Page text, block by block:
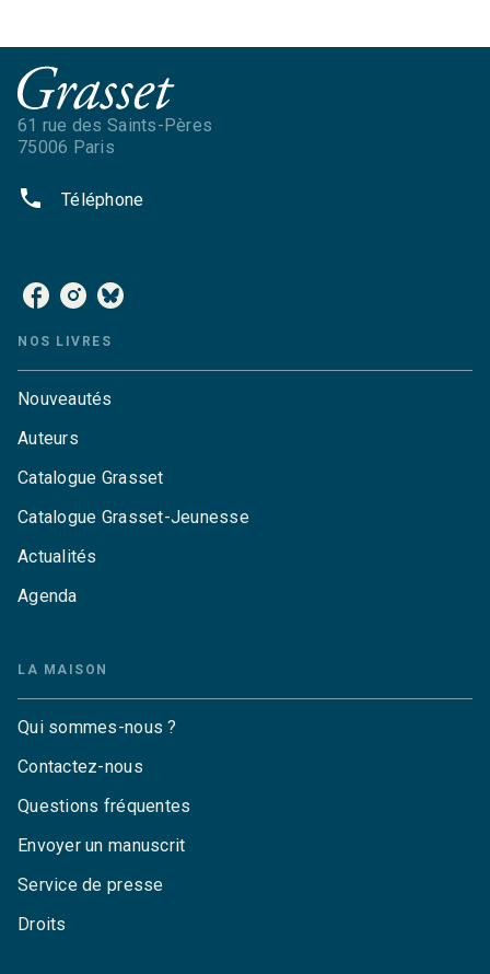
61 rue des Saints-Pères
75006 Paris
phone Téléphone
NOS LIVRES
Nouveautés
Auteurs
Catalogue Grasset
Catalogue Grasset-Jeunesse
Actualités
Agenda
LA MAISON
Qui sommes-nous ?
Contactez-nous
Questions fréquentes
Envoyer un manuscrit
Service de presse
Droits